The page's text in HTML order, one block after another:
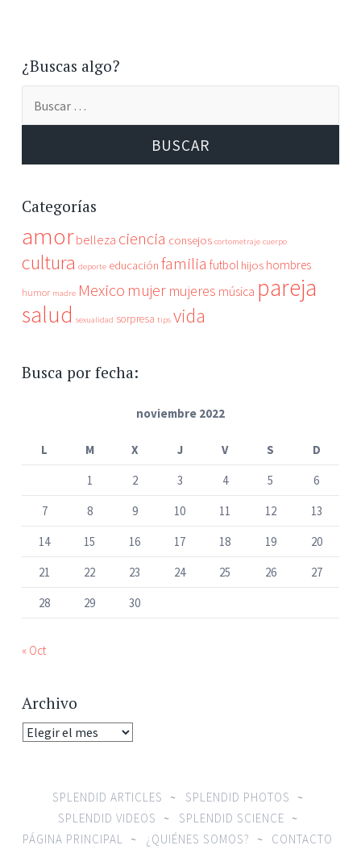
¿Buscas algo?
Categorías
amor belleza ciencia consejos cortometraje cuerpo
cultura deporte educación familia futbol hijos hombres
humor madre Mexico mujer mujeres música pareja
salud sexualidad sorpresa tips vida
Busca por fecha:
noviembre 2022
L M X J V S
D
1
2 3 4 5
6
7
8 9 10 11 12
13
14
15 16 17 18 19
20
21
22 23 24 25 26
27
28
29 30
« Oct
Archivo
SPLENDID ARTICLES
SPLENDID PHOTOS
SPLENDID VIDEOS
SPLENDID SCIENCE
PÁGINA PRINCIPAL
¿QUIÉNES SOMOS? CONTACTO